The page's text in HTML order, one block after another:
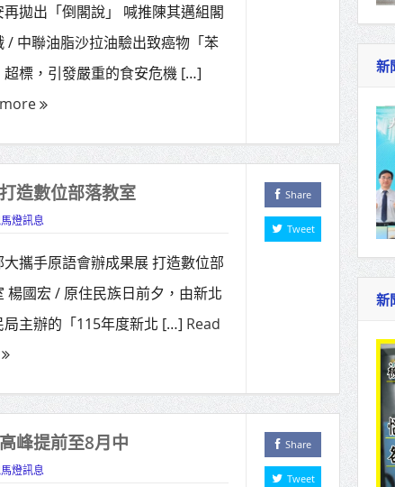
主持將官晉任 期勉精進不對稱戰力
出「倒閣說」 喊推陳其邁組閣
「金唐獎」得獎者及入圍者 允諾完善支持
再拋出「倒閣說」 喊推陳其邁組閣
/ 中聯油脂沙拉油驗出致癌物「苯
超標，引發嚴重的食安危機 […]
造數位部落教室
燈訊息
大攜手原語會辦成果展 打造數位部
楊國宏 / 原住民族日前夕，由新北
局主辦的「115年度新北 […] Read
Share
Tweet
峰提前至8月中
燈訊息
Share
Tweet
新
新